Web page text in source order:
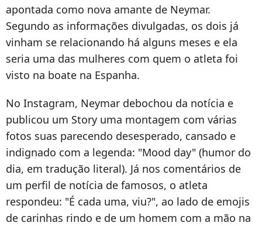
apontada como nova amante de Neymar.
Segundo as informações divulgadas, os dois já
vinham se relacionando há alguns meses e ela
seria uma das mulheres com quem o atleta foi
visto na boate na Espanha.
No Instagram, Neymar debochou da notícia e
publicou um Story uma montagem com várias
fotos suas parecendo desesperado, cansado e
indignado com a legenda: "Mood day" (humor do
dia, em tradução literal). Já nos comentários de
um perfil de notícia de famosos, o atleta
respondeu: "É cada uma, viu?", ao lado de emojis
de carinhas rindo e de um homem com a mão na